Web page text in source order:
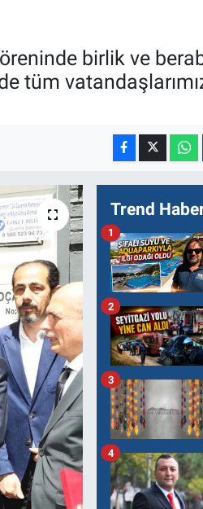
birlik ve
tüm
Trend
1
2
3
4